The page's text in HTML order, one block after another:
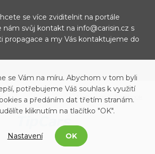
se více zviditelnit na portále
nám svůj kontakt na info@carisin.cz s
propagace a my Vás kontaktujeme do
Archiv vozů Facebook
se Vám na míru. Abychom v tom byli
potřebujeme Váš souhlas k využití
a předáním dat třetím stranám.
kliknutím na tlačítko "OK".
Nastavení OK